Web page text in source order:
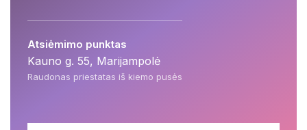
Atsiėmimo punktas
Kauno g. 55, Marijampolė
Raudonas priestatas iš kiemo pusės